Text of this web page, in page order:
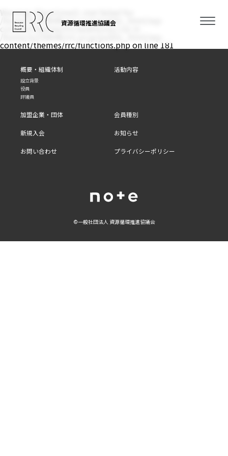
Warning: filemtime(): stat failed for
/home/xs350646/rrc.or.jp/public_html/wp-
content/themes/rrc/assets/css/.css in
content/themes/rrc/functions.phpon line 181
資源循環推進協議会
概要・組織体制
設立背景
役員
評議員
活動内容
加盟企業・団体 会員種別
新規入会 お知らせ
お問い合わせ プライバシーポリシー
©⼀般社団法⼈ 資源循環推進協議会